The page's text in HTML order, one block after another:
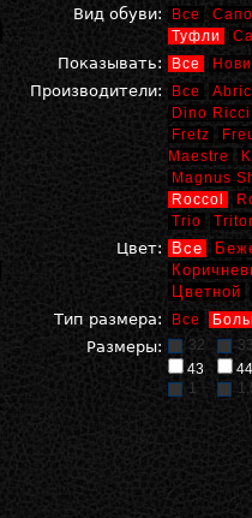
Вид обуви: Все
Туфли
Показывать: Все
Производители: Все
Dino Ricci
Fretz
Maestre
Magnus
Roccol
Trio
Цвет: Все
Цветной
Тип размера:
Все
Размеры: 32
43
44
1